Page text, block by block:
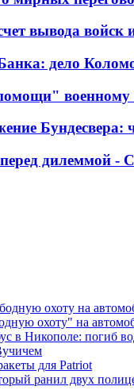
вывода войск
дело
Бундесвера:
дилеммой
охоту" на
в Никополе: погиб
для Patriot
ранил двух